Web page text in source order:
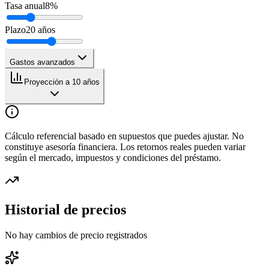
Tasa anual8%
Plazo20 años
Gastos avanzados
Proyección a 10 años
Cálculo referencial basado en supuestos que puedes ajustar. No
constituye asesoría financiera. Los retornos reales pueden variar
según el mercado, impuestos y condiciones del préstamo.
Historial de precios
No hay cambios de precio registrados